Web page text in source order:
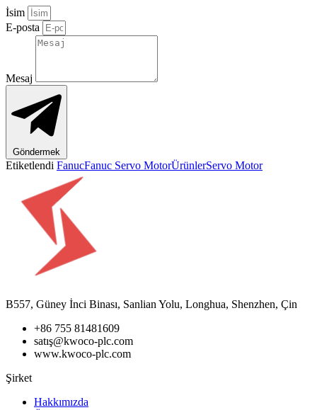
İsim
E-posta
Mesaj
Göndermek
Etiketlendi FanucFanuc Servo MotorÜrünlerServo Motor
B557, Güney İnci Binası, Sanlian Yolu, Longhua, Shenzhen, Çin
+86 755 81481609
satış@kwoco-plc.com
www.kwoco-plc.com
Şirket
Hakkımızda